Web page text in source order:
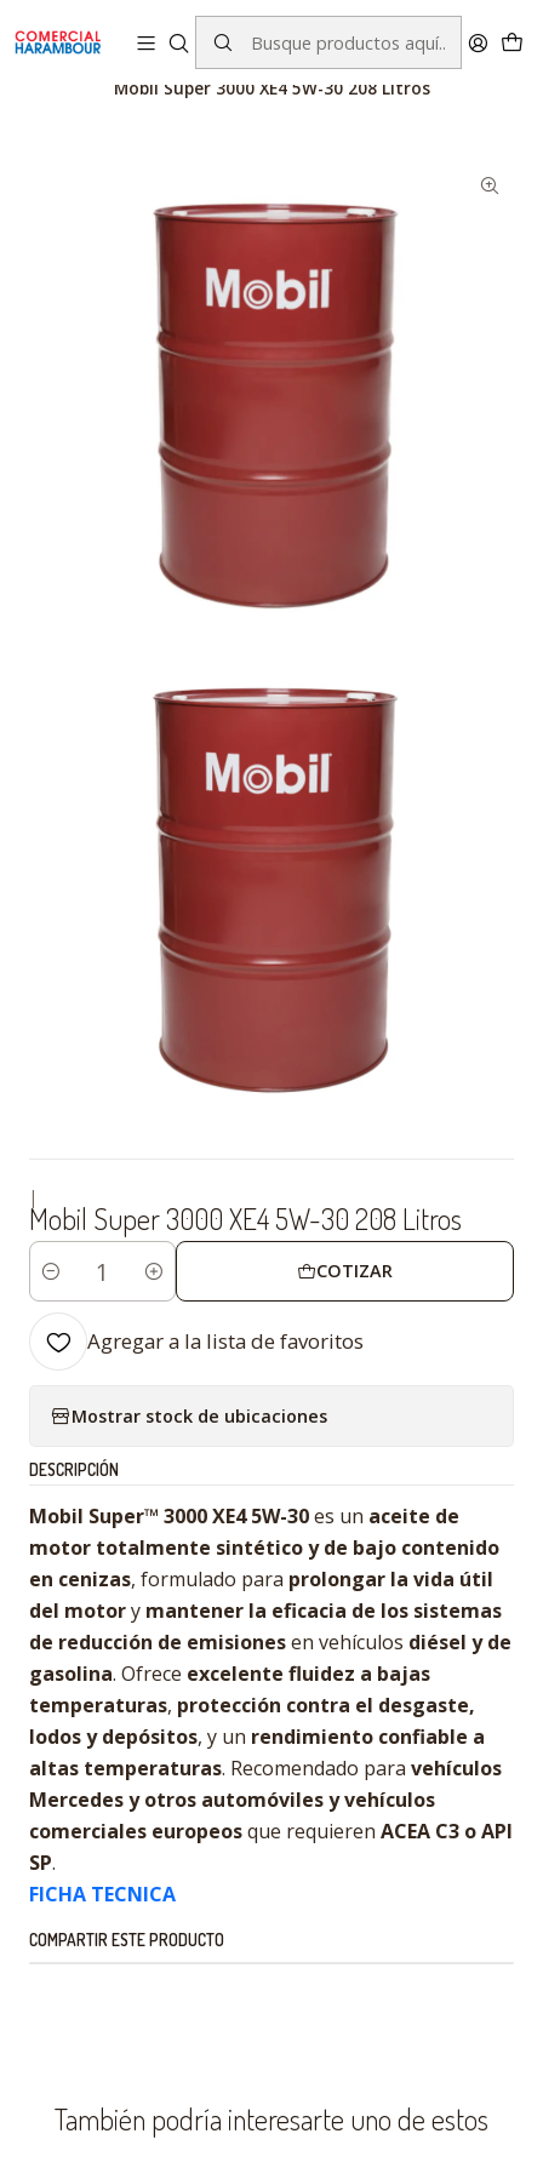
contacto@comercialharambour.cl
Catálogo Productos Mobil™ Lubricantes
Mobil Super 3000 XE4 5W-30 208 Litros
|
Mobil Super 3000 XE4 5W-30 208 Litros
Cantidad
COTIZAR
Agregar a la lista de favoritos
Mostrar stock de ubicaciones
DESCRIPCIÓN
Mobil Super™ 3000 XE4 5W-30es un aceite de
motor totalmente sintético y de bajo contenido
en cenizas, formulado para prolongar la vida útil
del motory mantener la eficacia de los sistemas
de reducción de emisionesen vehículos diésel y de
gasolina. Ofrece excelente fluidez a bajas
temperaturas, protección contra el desgaste,
lodos y depósitos, y un rendimiento confiable a
altas temperaturas. Recomendado para vehículos
Mercedes y otros automóviles y vehículos
comerciales europeosque requieren ACEA C3 o API
SP.
FICHA TECNICA
COMPARTIR ESTE PRODUCTO
También podría interesarte uno de estos